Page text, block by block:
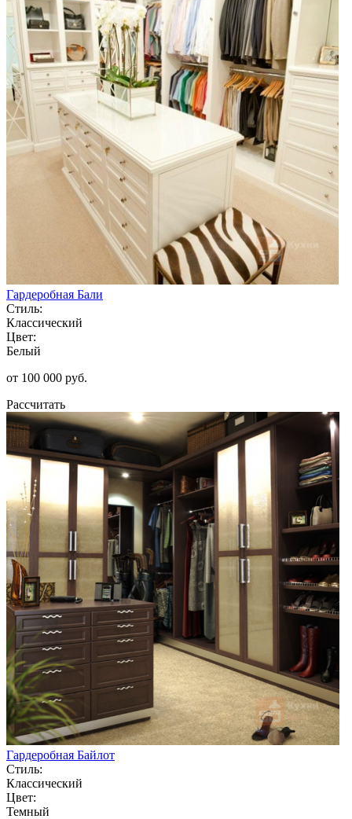
Гардеробная Бали
Стиль:
Классический
Цвет:
Белый
от 100 000 руб.
Рассчитать
Гардеробная Байлот
Стиль:
Классический
Цвет:
Темный